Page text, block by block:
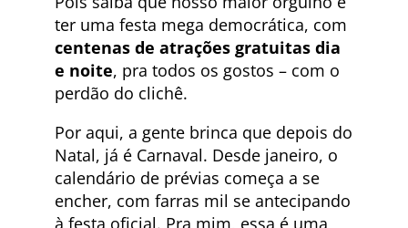
ter uma festa mega democrática, com
centenas de atrações gratuitas dia
e noite, pra todos os gostos – com o
perdão do clichê.
Por aqui, a gente brinca que depois do
Natal, já é Carnaval. Desde janeiro, o
calendário de prévias começa a se
encher, com farras mil se antecipando
à festa oficial. Pra mim, essa é uma